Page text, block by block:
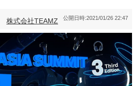
公開日時:2021/01/26 22:47
株式会社TEAMZ